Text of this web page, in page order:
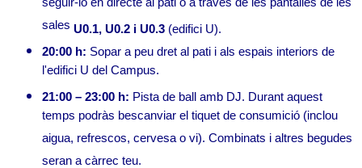
seguir-lo en directe al pati o a través de les pantalles de les
sales U0.1, U0.2 i U0.3 (edifici U).
20:00 h: Sopar a peu dret al pati i als espais interiors de
l'edifici U del Campus.
21:00 – 23:00 h: Pista de ball amb DJ. Durant aquest
temps podràs bescanviar el tiquet de consumició (inclou
aigua, refrescos, cervesa o vi). Combinats i altres begudes
seran a càrrec teu.